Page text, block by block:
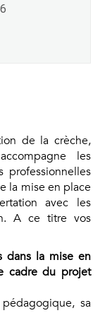
de la crèche,
les
professionnelles
la mise en place
avec les
A ce titre vos
dans la mise en
cadre du projet
sa